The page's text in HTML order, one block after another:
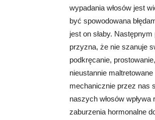
wypadania włosów jest
być spowodowana
jest on słaby.
przyzna, że nie szanuje
podkręcanie,
nieustannie
mechanicznie przez nas
naszych włosów
zaburzenia hormonalne